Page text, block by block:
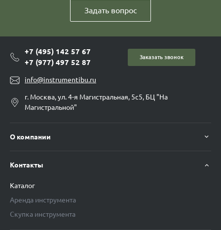
Задать вопрос
+7 (495) 142 57 67
+7 (977) 497 52 87
Заказать звонок
info@instrumentibu.ru
г. Москва, ул. 4-я Магистральная, 5с5, БЦ "На
Магистральной"
О компании
Контакты
Каталог
Аренда инструмента
Скупка инструмента